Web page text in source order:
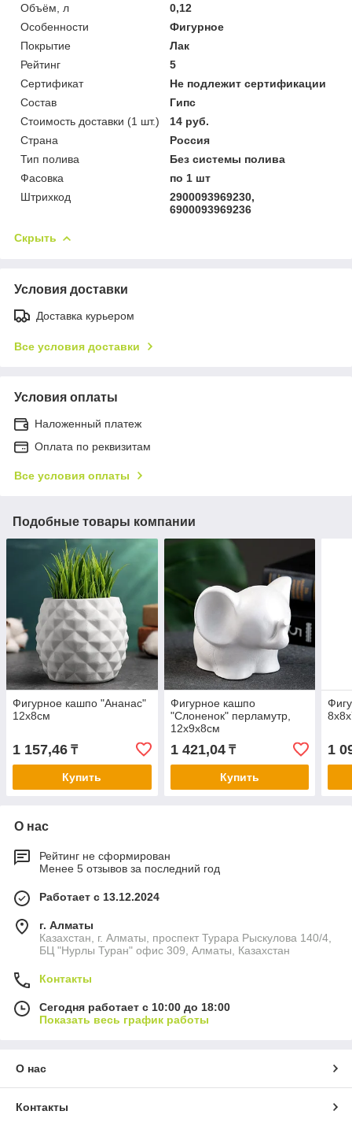
Объём, л
0,12
Особенности
Фигурное
Покрытие
Лак
Рейтинг
5
Сертификат
Не подлежит сертификации
Состав
Гипс
Стоимость доставки (1 шт.)
14 руб.
Страна
Россия
Тип полива
Без системы полива
Фасовка
по 1 шт
Штрихкод
2900093969230,
6900093969236
Скрыть
Условия доставки
Доставка курьером
Все условия доставки
Условия оплаты
Наложенный платеж
Оплата по реквизитам
Все условия оплаты
Подобные товары компании
Фигурное кашпо "Ананас"
12х8см
1 157,46 ₸
Купить
Фигурное кашпо
"Слоненок" перламутр,
12х9х8см
1 421,04₸
Купить
1
О нас
Рейтинг не сформирован
Менее 5 отзывов за последний год
Работает с 13.12.2024
г. Алматы
Казахстан, г. Алматы, проспект Турара Рыскулова 140/4,
БЦ "Нурлы Туран" офис 309, Алматы, Казахстан
Контакты
Сегодня работает с 10:00 до 18:00
Показать весь график работы
О нас
Контакты